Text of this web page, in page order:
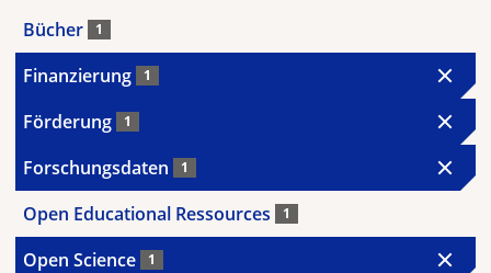
Bücher 1
Finanzierung 1
Förderung 1
Forschungsdaten 1
Open Educational Ressources 1
Open Science 1